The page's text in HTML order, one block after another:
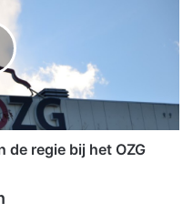
regie bij het OZG